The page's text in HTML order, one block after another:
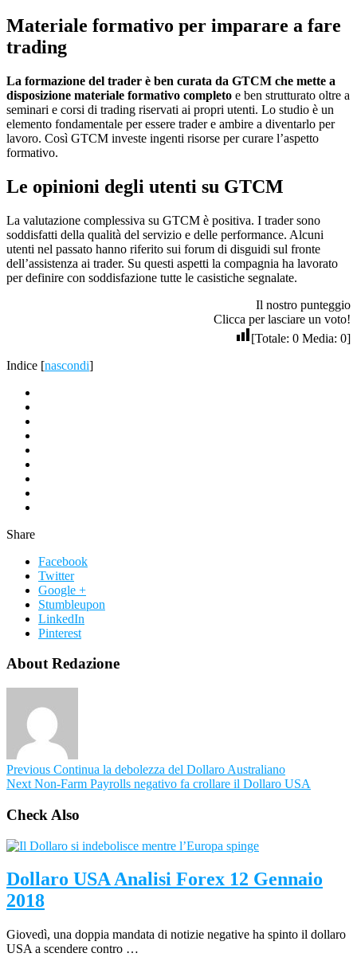
Materiale formativo per imparare a fare
trading
La formazione del trader è ben curata da GTCM che mette a
disposizione materiale formativo completo e ben strutturato oltre a
seminari e corsi di trading riservati ai propri utenti. Lo studio è un
elemento fondamentale per essere trader e ambire a diventarlo per
lavoro. Così GTCM investe ingenti risorse per curare l’aspetto
formativo.
Le opinioni degli utenti su GTCM
La valutazione complessiva su GTCM è positiva. I trader sono
soddisfatti della qualità del servizio e delle performance. Alcuni
utenti nel passato hanno riferito sui forum di disguidi sul fronte
dell’assistenza ai trader. Su questi aspetti la compagnia ha lavorato
per definire con soddisfazione tutte le casistiche segnalate.
Il nostro punteggio
Clicca per lasciare un voto!
[Totale: 0 Media: 0]
Indice [nascondi]
Share
Facebook
Twitter
Google +
Stumbleupon
LinkedIn
Pinterest
About Redazione
Previous Continua la debolezza del Dollaro Australiano
Next Non-Farm Payrolls negativo fa crollare il Dollaro USA
Check Also
Dollaro USA Analisi Forex 12 Gennaio
2018
Giovedì, una doppia mandata di notizie negative ha spinto il dollaro
USA a scendere contro …